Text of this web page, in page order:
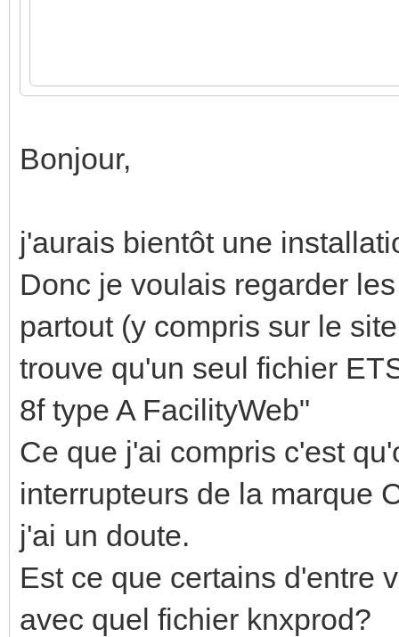
Bonjour,
j'aurais bientôt une
Donc je voulais regarder
partout (y compris sur le
trouve qu'un seul fichier
8f type A FacilityWeb"
Ce que j'ai compris c'est
interrupteurs de la marque
j'ai un doute.
Est ce que certains d'entre
avec quel fichier knxprod?